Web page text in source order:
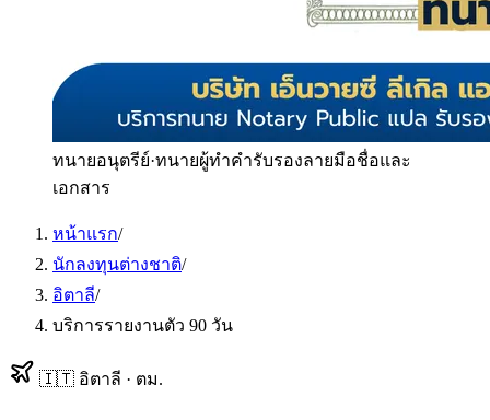
ทนายอนุตรีย์·ทนายผู้ทำคำรับรองลายมือชื่อและ
เอกสาร
หน้าแรก/
นักลงทุนต่างชาติ/
อิตาลี/
บริการรายงานตัว 90 วัน
🇮🇹 อิตาลี · ตม.